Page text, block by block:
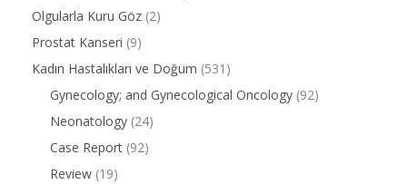
Olgularla Kuru Göz (2)
Prostat Kanseri (9)
Kadın Hastalıkları ve Doğum (531)
Gynecology; and Gynecological Oncology (92)
Neonatology (24)
Case Report (92)
Review (19)